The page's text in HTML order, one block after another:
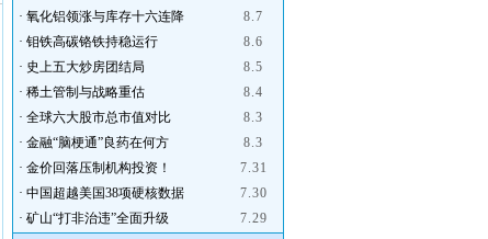
· 氧化铝领涨与库存十六连降
8.7
· 钼铁高碳铬铁持稳运行
8.6
· 史上五大炒房团结局
8.5
· 稀土管制与战略重估
8.4
· 全球六大股市总市值对比
8.3
· 金融“脑梗通”良药在何方
8.3
· 金价回落压制机构投资！
7.31
· 中国超越美国38项硬核数据
7.30
· 矿山“打非治违”全面升级
7.29